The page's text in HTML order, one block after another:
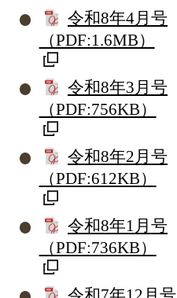
令和8年4月号
（PDF:1.6MB）
令和8年3月号
（PDF:756KB）
令和8年2月号
（PDF:612KB）
令和8年1月号
（PDF:736KB）